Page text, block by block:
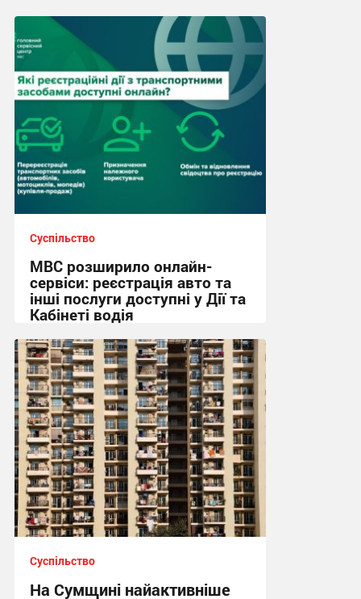
15:44 сьогодні
Суспільство
МВС розширило онлайн-
сервіси: реєстрація авто та
інші послуги доступні у Дії та
Кабінеті водія
08:36 сьогодні
Суспільство
На Сумщині найактивніше